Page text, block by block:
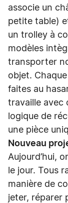
associe un
petite table)
un trolley à
modèles
transporter
objet.
faites au
travaille avec
logique de
une pièce
Nouveau
Aujourd’hui,
le jour. Tous
manière de
jeter, réparer